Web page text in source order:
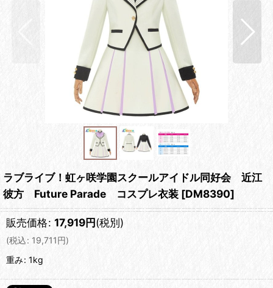
ラブライブ！虹ヶ咲学園スクールアイドル同好会 近江
彼方 Future Parade コスプレ衣装 [DM8390]
販売価格: 17,919円(税別)
(税込: 19,711円)
重み: 1kg